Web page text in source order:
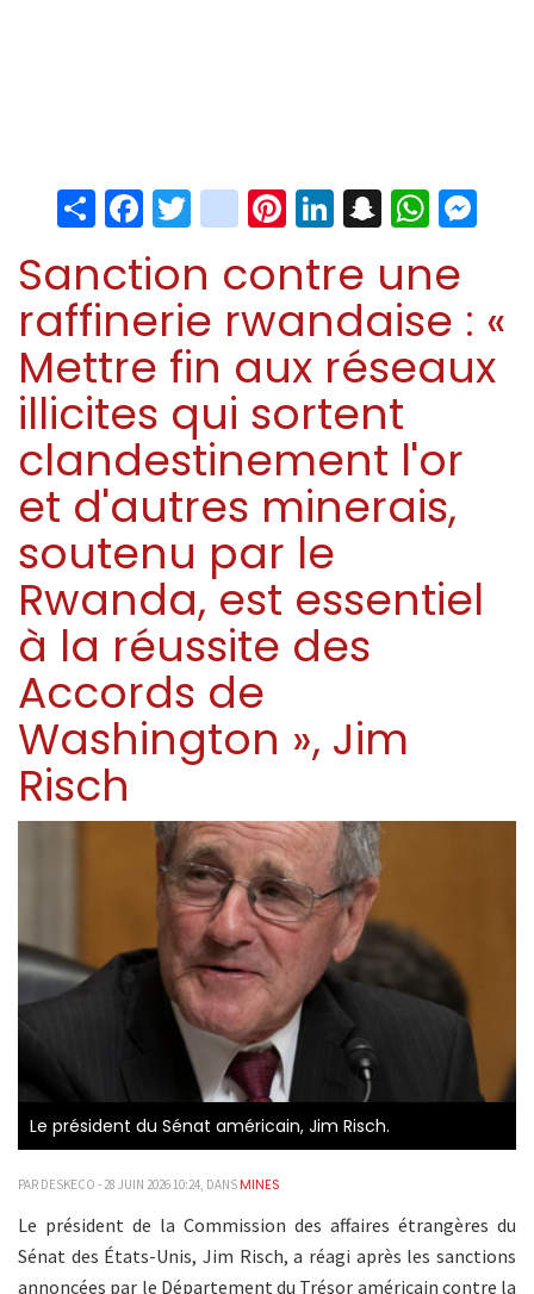
ShareFacebook
Twitter
instagram
Pinterest
LinkedIn
Snapchat
Sanction contre une
raffinerie rwandaise : «
Mettre fin aux réseaux
illicites qui sortent
clandestinement l'or
et d'autres minerais,
soutenu par le
Rwanda, est essentiel
à la réussite des
Accords de
Washington », Jim
Risch
Le président du Sénat américain, Jim Risch.
PAR DESKECO - 28 JUIN 2026 10:24, DANS MINES
Le président de la Commission des affaires étrangères du
Sénat des États-Unis, Jim Risch, a réagi après les sanctions
annoncées par le Département du Trésor américain contre la